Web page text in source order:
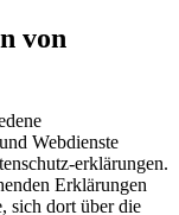
von
Webdienste
erklärungen.
Erklärungen
sich dort über die